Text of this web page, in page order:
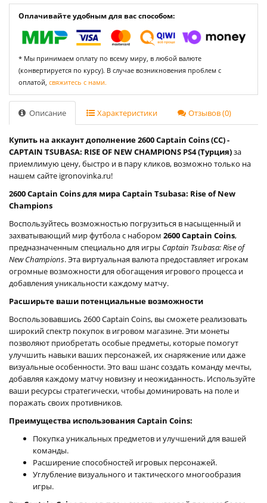
Оплачивайте удобным для вас способом:
* Мы принимаем оплату по всему миру, в любой валюте
(конвертируется по курсу). В случае возникновения проблем с
оплатой, свяжитесь с нами.
Описание Характеристики Отзывов (0)
Купить на аккаунт дополнение 2600 Captain Coins (CC) -
CAPTAIN TSUBASA: RISE OF NEW CHAMPIONS PS4 (Турция)за
приемлимую цену, быстро и в пару кликов, возможно только на
нашем сайте igronovinka.ru!
2600 Captain Coins для мира Captain Tsubasa: Rise of New
Champions
Воспользуйтесь возможностью погрузиться в насыщенный и
захватывающий мир футбола с набором 2600 Captain Coins,
предназначенным специально для игры Captain Tsubasa: Rise of
New Champions. Эта виртуальная валюта предоставляет игрокам
огромные возможности для обогащения игрового процесса и
добавления уникальности каждому матчу.
Расширьте ваши потенциальные возможности
Воспользовавшись 2600 Captain Coins, вы сможете реализовать
широкий спектр покупок в игровом магазине. Эти монеты
позволяют приобретать особые предметы, которые помогут
улучшить навыки ваших персонажей, их снаряжение или даже
визуальные особенности. Это ваш шанс создать команду мечты,
добавляя каждому матчу новизну и неожиданность. Используйте
ваши ресурсы стратегически, чтобы доминировать на поле и
поражать своих противников.
Преимущества использования Captain Coins:
Покупка уникальных предметов и улучшений для вашей
команды.
Расширение способностей игровых персонажей.
Углубление визуального и тактического многообразия
игры.